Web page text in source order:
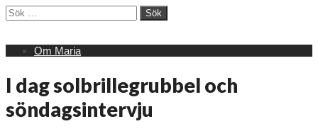
Sök
efter:
Main
Skip
Om Maria
I dag solbrillegrubbel och
söndagsintervju